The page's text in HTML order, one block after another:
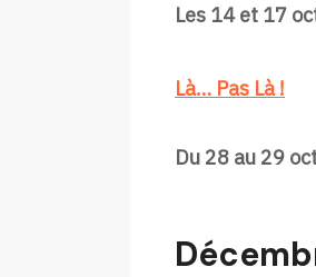
Les 14 et 17
Là… Pas Là !
Du 28 au 29